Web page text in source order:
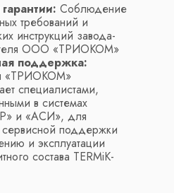
Соблюдение
требований и
инструкций завода-
ООО «ТРИОКОМ»
поддержка:
«ТРИОКОМ»
специалистами,
в системах
и «АСИ», для
сервисной поддержки
и эксплуатации
состава TERMiK-